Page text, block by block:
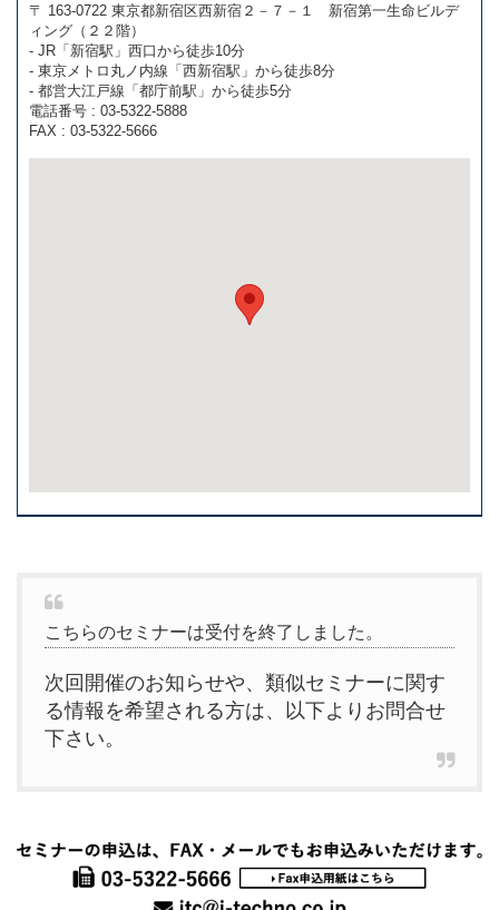
〒 163-0722 東京都新宿区西新宿２－７－１ 新宿第一生命ビルデ
ィング（２２階）
- JR「新宿駅」西口から徒歩10分
- 東京メトロ丸ノ内線「西新宿駅」から徒歩8分
- 都営大江戸線「都庁前駅」から徒歩5分
電話番号 : 03-5322-5888
FAX : 03-5322-5666
こちらのセミナーは受付を終了しました。
次回開催のお知らせや、類似セミナーに関す
る情報を希望される方は、以下よりお問合せ
下さい。